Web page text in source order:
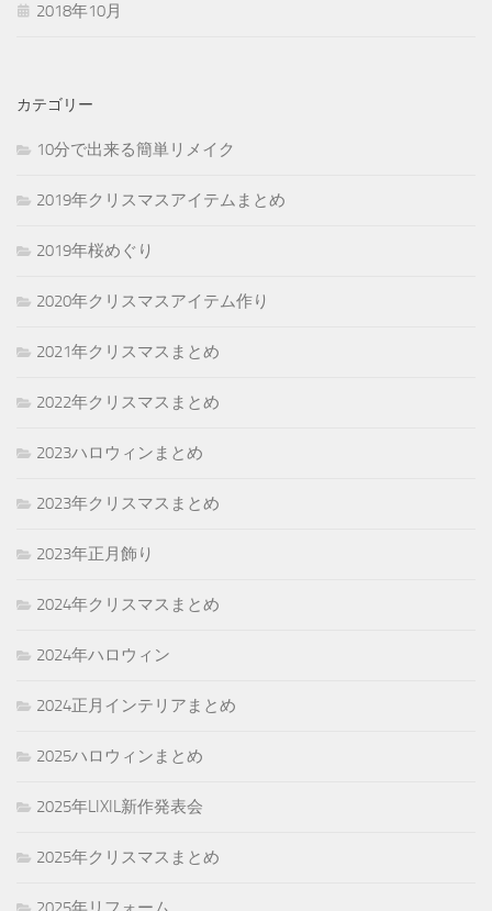
2018年10月
カテゴリー
10分で出来る簡単リメイク
2019年クリスマスアイテムまとめ
2019年桜めぐり
2020年クリスマスアイテム作り
2021年クリスマスまとめ
2022年クリスマスまとめ
2023ハロウィンまとめ
2023年クリスマスまとめ
2023年正月飾り
2024年クリスマスまとめ
2024年ハロウィン
2024正月インテリアまとめ
2025ハロウィンまとめ
2025年LIXIL新作発表会
2025年クリスマスまとめ